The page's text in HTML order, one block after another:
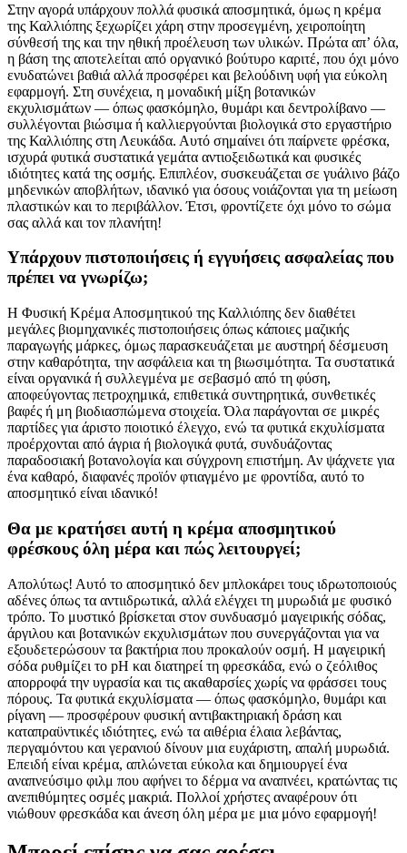
Στην αγορά υπάρχουν πολλά φυσικά αποσμητικά, όμως η κρέμα
της Καλλιόπης ξεχωρίζει χάρη στην προσεγμένη, χειροποίητη
σύνθεσή της και την ηθική προέλευση των υλικών. Πρώτα απ’ όλα,
η βάση της αποτελείται από οργανικό βούτυρο καριτέ, που όχι μόνο
ενυδατώνει βαθιά αλλά προσφέρει και βελούδινη υφή για εύκολη
εφαρμογή. Στη συνέχεια, η μοναδική μίξη βοτανικών
εκχυλισμάτων — όπως φασκόμηλο, θυμάρι και δεντρολίβανο —
συλλέγονται βιώσιμα ή καλλιεργούνται βιολογικά στο εργαστήριο
της Καλλιόπης στη Λευκάδα. Αυτό σημαίνει ότι παίρνετε φρέσκα,
ισχυρά φυτικά συστατικά γεμάτα αντιοξειδωτικά και φυσικές
ιδιότητες κατά της οσμής. Επιπλέον, συσκευάζεται σε γυάλινο βάζο
μηδενικών αποβλήτων, ιδανικό για όσους νοιάζονται για τη μείωση
πλαστικών και το περιβάλλον. Έτσι, φροντίζετε όχι μόνο το σώμα
σας αλλά και τον πλανήτη!
Υπάρχουν πιστοποιήσεις ή εγγυήσεις ασφαλείας που
πρέπει να γνωρίζω;
Η Φυσική Κρέμα Αποσμητικού της Καλλιόπης δεν διαθέτει
μεγάλες βιομηχανικές πιστοποιήσεις όπως κάποιες μαζικής
παραγωγής μάρκες, όμως παρασκευάζεται με αυστηρή δέσμευση
στην καθαρότητα, την ασφάλεια και τη βιωσιμότητα. Τα συστατικά
είναι οργανικά ή συλλεγμένα με σεβασμό από τη φύση,
αποφεύγοντας πετροχημικά, επιθετικά συντηρητικά, συνθετικές
βαφές ή μη βιοδιασπώμενα στοιχεία. Όλα παράγονται σε μικρές
παρτίδες για άριστο ποιοτικό έλεγχο, ενώ τα φυτικά εκχυλίσματα
προέρχονται από άγρια ή βιολογικά φυτά, συνδυάζοντας
παραδοσιακή βοτανολογία και σύγχρονη επιστήμη. Αν ψάχνετε για
ένα καθαρό, διαφανές προϊόν φτιαγμένο με φροντίδα, αυτό το
αποσμητικό είναι ιδανικό!
Θα με κρατήσει αυτή η κρέμα αποσμητικού
φρέσκους όλη μέρα και πώς λειτουργεί;
Απολύτως! Αυτό το αποσμητικό δεν μπλοκάρει τους ιδρωτοποιούς
αδένες όπως τα αντιιδρωτικά, αλλά ελέγχει τη μυρωδιά με φυσικό
τρόπο. Το μυστικό βρίσκεται στον συνδυασμό μαγειρικής σόδας,
άργιλου και βοτανικών εκχυλισμάτων που συνεργάζονται για να
εξουδετερώσουν τα βακτήρια που προκαλούν οσμή. Η μαγειρική
σόδα ρυθμίζει το pH και διατηρεί τη φρεσκάδα, ενώ ο ζεόλιθος
απορροφά την υγρασία και τις ακαθαρσίες χωρίς να φράσσει τους
πόρους. Τα φυτικά εκχυλίσματα — όπως φασκόμηλο, θυμάρι και
ρίγανη — προσφέρουν φυσική αντιβακτηριακή δράση και
καταπραϋντικές ιδιότητες, ενώ τα αιθέρια έλαια λεβάντας,
περγαμόντου και γερανιού δίνουν μια ευχάριστη, απαλή μυρωδιά.
Επειδή είναι κρέμα, απλώνεται εύκολα και δημιουργεί ένα
αναπνεύσιμο φιλμ που αφήνει το δέρμα να αναπνέει, κρατώντας τις
ανεπιθύμητες οσμές μακριά. Πολλοί χρήστες αναφέρουν ότι
νιώθουν φρεσκάδα και άνεση όλη μέρα με μια μόνο εφαρμογή!